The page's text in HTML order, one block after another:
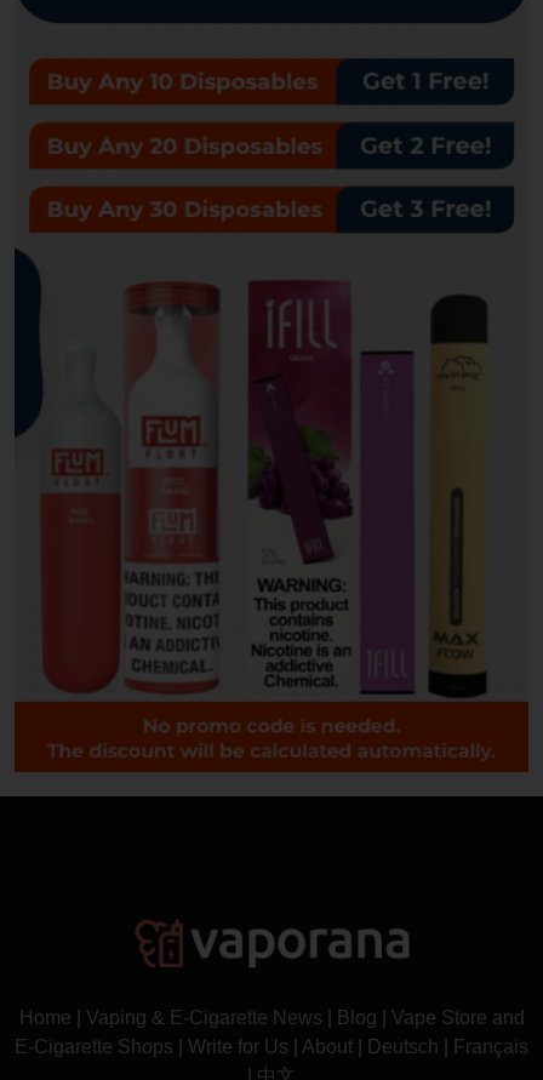
Home Vaping & E-Cigarette News Blog
Vape Store and
E-Cigarette Shops
Write for Us About Deutsch
Français
中文